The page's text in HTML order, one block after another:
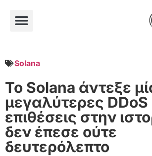
Solana
Το Solana άντεξε
μεγαλύτερες DDoS
επιθέσεις στην
δεν έπεσε ούτε
δευτερόλεπτο